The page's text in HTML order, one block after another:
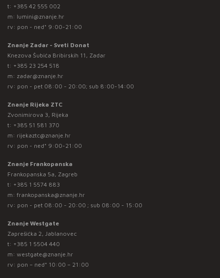
t: +385 42 555 002
m: lumini@znanje.hr
rv: pon - ned* 9:00-21:00
Znanje Zadar - Sveti Donat
Knezova Šubića Bribirskih 11, Zadar
t: +385 23 254 518
m: zadar@znanje.hr
rv: pon - pet 08:00 - 20:00; sub 8:00-14:00
Znanje Rijeka ZTC
Zvonimirova 3, Rijeka
t: +385 51 581 370
m: rijekaztc@znanje.hr
rv: pon - ned* 9:00-21:00
Znanje Frankopanska
Frankopanska 5a, Zagreb
t: +385 1 5574 883
m: frankopanska@znanje.hr
rv: pon - pet 08:00 - 20:00 ; sub 08:00 - 15:00
Znanje Westgate
Zaprešićka 2, Jablanovec
t: +385 1 5504 440
m: westgate@znanje.hr
rv: pon – ned* 10:00 – 21:00